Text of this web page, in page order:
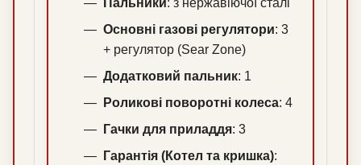
Пальники: з нержавіючої сталі
Основні газові регулятори: 3
+ регулятор (Sear Zone)
Додатковий пальник: 1
Роликові поворотні колеса: 4
Гачки для приладдя: 3
Гарантія (Котел та кришка):